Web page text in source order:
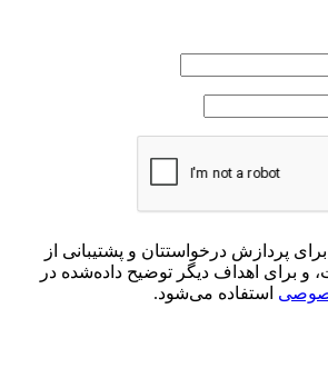
پردازش درخواستتان و پشتیبانی از
و برای اهداف دیگر توضیح داده‌شده در
استفاده می‌شود.